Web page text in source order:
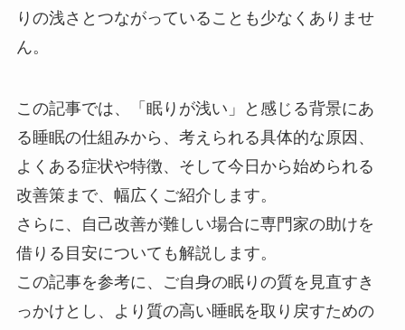
りの浅さとつながっていることも少なくありませ
ん。
この記事では、「眠りが浅い」と感じる背景にあ
る睡眠の仕組みから、考えられる具体的な原因、
よくある症状や特徴、そして今日から始められる
改善策まで、幅広くご紹介します。
さらに、自己改善が難しい場合に専門家の助けを
借りる目安についても解説します。
この記事を参考に、ご自身の眠りの質を見直すき
っかけとし、より質の高い睡眠を取り戻すための